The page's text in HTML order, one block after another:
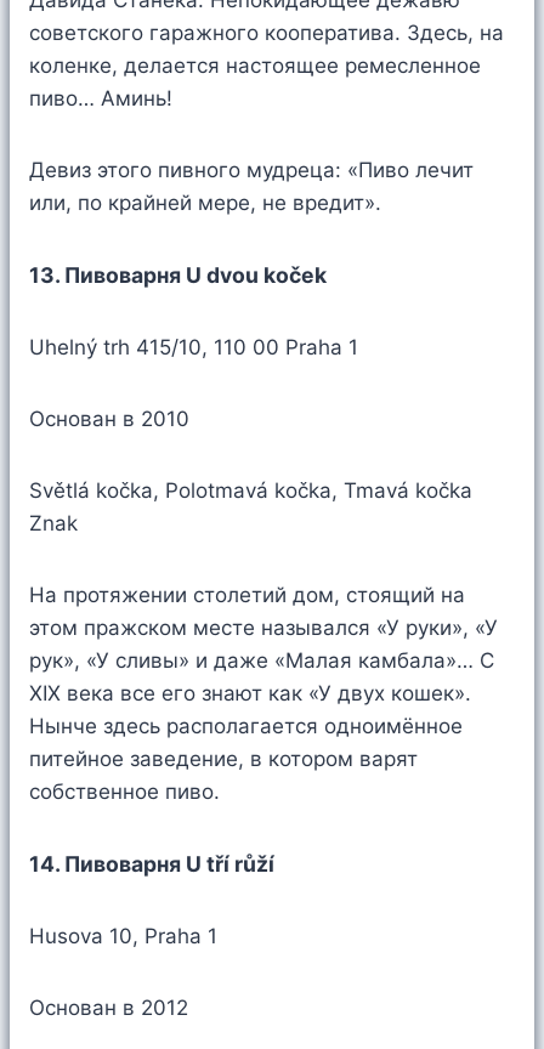
советского гаражного кооператива. Здесь, на
коленке, делается настоящее ремесленное
пиво… Аминь!
Девиз этого пивного мудреца: «Пиво лечит
или, по крайней мере, не вредит».
13. Пивоварня U dvou koček
Uhelný trh 415/10, 110 00 Praha 1
Основан в 2010
Světlá kočka, Polotmavá kočka, Tmavá kočka
Znak
На протяжении столетий дом, стоящий на
этом пражском месте назывался «У руки», «У
рук», «У сливы» и даже «Малая камбала»… С
XIX века все его знают как «У двух кошек».
Нынче здесь располагается одноимённое
питейное заведение, в котором варят
собственное пиво.
14. Пивоварня U tří růží
Husova 10, Praha 1
Основан в 2012